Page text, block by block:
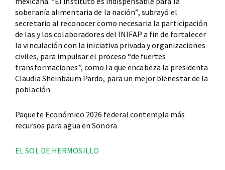
soberanía alimentaria de la nación”, subrayó el
secretario al reconocer como necesaria la participación
de las y los colaboradores del INIFAP a fin de fortalecer
la vinculación con la iniciativa privada y organizaciones
civiles, para impulsar el proceso “de fuertes
transformaciones”, como la que encabeza la presidenta
Claudia Sheinbaum Pardo, para un mejor bienestar de la
población.
Paquete Económico 2026 federal contempla más
recursos para agua en Sonora
EL SOL DE HERMOSILLO